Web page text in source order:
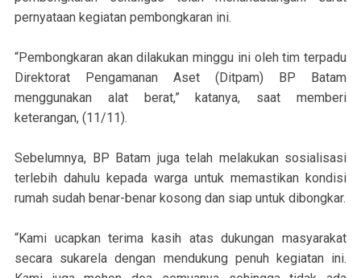
pernyataan kegiatan pembongkaran ini.
“Pembongkaran akan dilakukan minggu ini oleh tim terpadu
Direktorat Pengamanan Aset (Ditpam) BP Batam
menggunakan alat berat,” katanya, saat memberi
keterangan, (11/11).
Sebelumnya, BP Batam juga telah melakukan sosialisasi
terlebih dahulu kepada warga untuk memastikan kondisi
rumah sudah benar-benar kosong dan siap untuk dibongkar.
“Kami ucapkan terima kasih atas dukungan masyarakat
secara sukarela dengan mendukung penuh kegiatan ini.